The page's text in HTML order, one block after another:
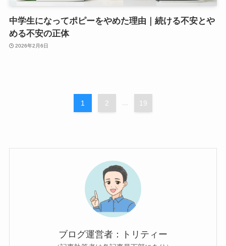
中学生になってポピーをやめた理由｜続ける不安とや
める不安の正体
2026年2月6日
1 2 ... 19
ブログ運営者：トリティー